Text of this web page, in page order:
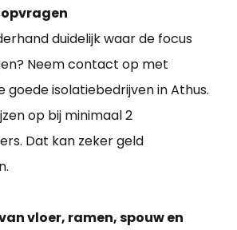
duidelijk waar de focus
Neem contact op met
goede isolatiebedrijven in Athus.
op bij minimaal 2
Dat kan zeker geld
vloer, ramen, spouw en